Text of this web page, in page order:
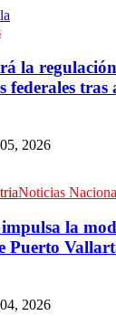
la
federales tras
2026
Noticias
impulsa la
Puerto
2026